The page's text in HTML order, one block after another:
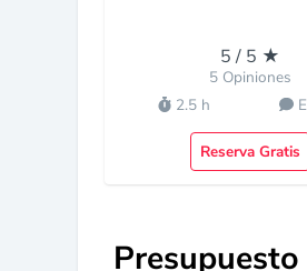
5 / 5 ★
5 Opiniones
2.5 h
Reserva Gratis